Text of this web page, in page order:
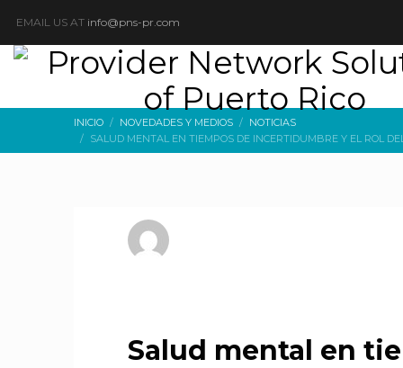
EMAIL US AT info@pns-pr.com
INICIO NOVEDADES Y MEDIOS
NOTICIAS
SALUD MENTAL EN TIEMPOS DE INCERTIDUMBRE Y EL ROL
Salud mental en